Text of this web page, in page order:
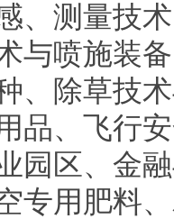
、测量技术
与喷施装备
、除草技
品、飞行
园区、金
专用肥料